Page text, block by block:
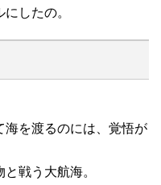
したの。
海を渡るのには、覚悟が
戦う大航海。